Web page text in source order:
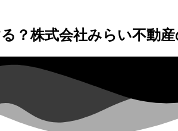
？株式会社みらい不動